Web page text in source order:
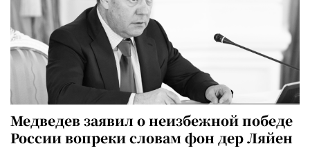
Медведев заявил о неизбежной победе
России вопреки словам фон дер Ляйен